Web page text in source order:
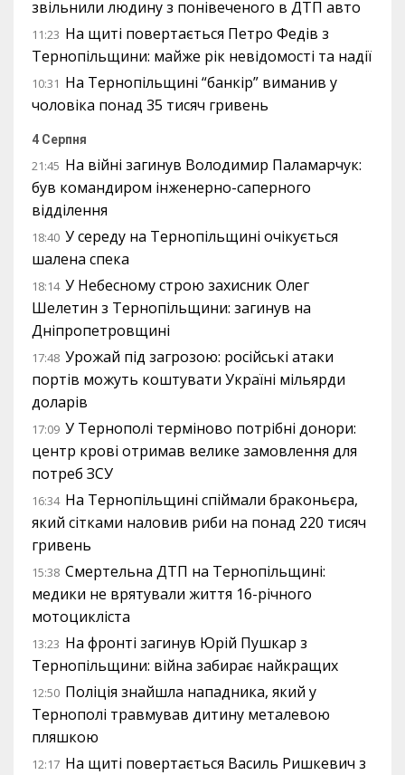
звільнили людину з понівеченого в ДТП авто
11:23 На щиті повертається Петро Федів з
Тернопільщини: майже рік невідомості та надії
10:31 На Тернопільщині “банкір” виманив у
чоловіка понад 35 тисяч гривень
4 Серпня
21:45 На війні загинув Володимир Паламарчук:
був командиром інженерно-саперного
відділення
18:40 У середу на Тернопільщині очікується
шалена спека
18:14 У Небесному строю захисник Олег
Шелетин з Тернопільщини: загинув на
Дніпропетровщині
17:48 Урожай під загрозою: російські атаки
портів можуть коштувати Україні мільярди
доларів
17:09 У Тернополі терміново потрібні донори:
центр крові отримав велике замовлення для
потреб ЗСУ
16:34 На Тернопільщині спіймали браконьєра,
який сітками наловив риби на понад 220 тисяч
гривень
15:38 Смертельна ДТП на Тернопільщині:
медики не врятували життя 16-річного
мотоцикліста
13:23 На фронті загинув Юрій Пушкар з
Тернопільщини: війна забирає найкращих
12:50 Поліція знайшла нападника, який у
Тернополі травмував дитину металевою
пляшкою
12:17 На щиті повертається Василь Ришкевич з